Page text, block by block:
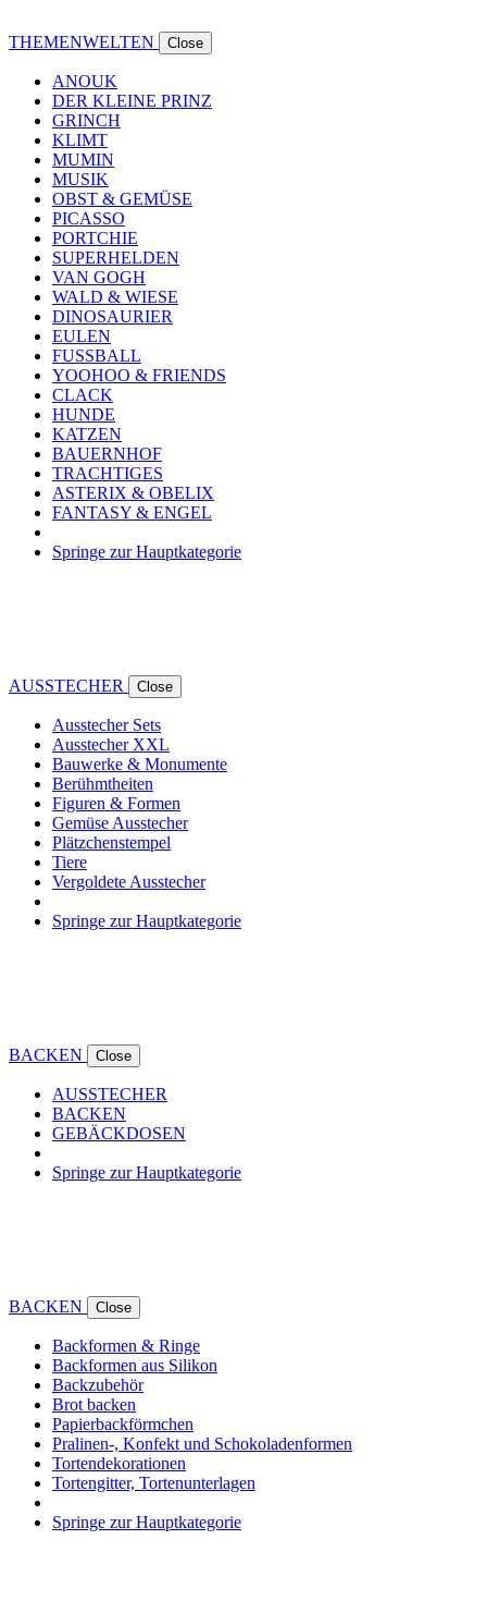
THEMENWELTEN Close
ANOUK
DER KLEINE PRINZ
GRINCH
KLIMT
MUMIN
MUSIK
OBST & GEMÜSE
PICASSO
PORTCHIE
SUPERHELDEN
VAN GOGH
WALD & WIESE
DINOSAURIER
EULEN
FUSSBALL
YOOHOO & FRIENDS
CLACK
HUNDE
KATZEN
BAUERNHOF
TRACHTIGES
ASTERIX & OBELIX
FANTASY & ENGEL
Springe zur Hauptkategorie
AUSSTECHER Close
Ausstecher Sets
Ausstecher XXL
Bauwerke & Monumente
Berühmtheiten
Figuren & Formen
Gemüse Ausstecher
Plätzchenstempel
Tiere
Vergoldete Ausstecher
Springe zur Hauptkategorie
BACKEN Close
AUSSTECHER
BACKEN
GEBÄCKDOSEN
Springe zur Hauptkategorie
BACKEN Close
Backformen & Ringe
Backformen aus Silikon
Backzubehör
Brot backen
Papierbackförmchen
Pralinen-, Konfekt und Schokoladenformen
Tortendekorationen
Tortengitter, Tortenunterlagen
Springe zur Hauptkategorie